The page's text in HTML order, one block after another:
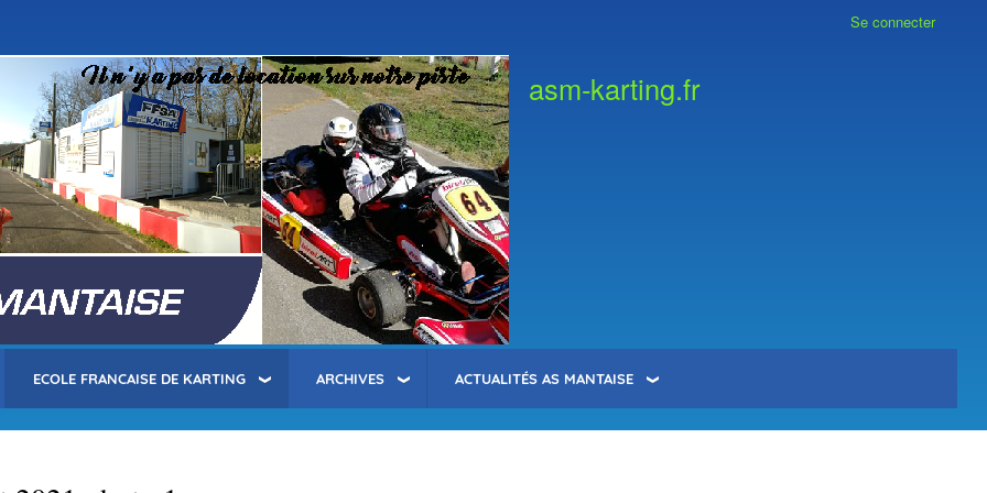
contenu
principal
Se connecter
asm-karting.fr
ECOLE FRANCAISE DE KARTING ARCHIVES ACTUALITÉS AS MANTAISE